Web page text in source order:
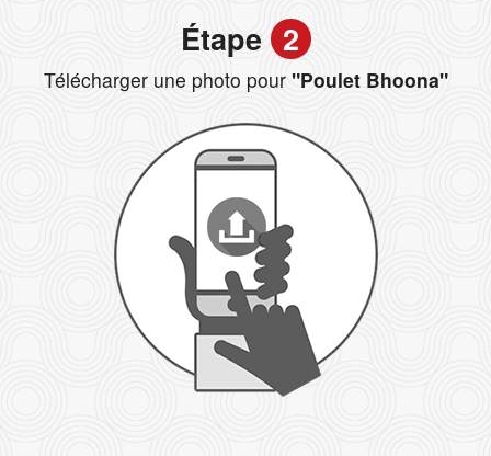
Étape 2
Télécharger une photo pour"Poulet Bhoona"